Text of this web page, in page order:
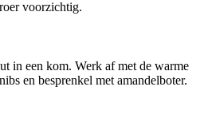
voorzichtig.
in een kom. Werk af met de warme
en besprenkel met amandelboter.